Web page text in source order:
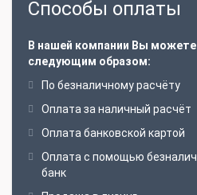
Способы оплаты
В нашей компании Вы
следующим образом:
По безналичному расчёту
Оплата за наличный расчёт
Оплата банковской картой
Оплата с помощью
банк